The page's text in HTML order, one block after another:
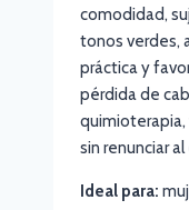
comodidad,
tonos verdes,
práctica y
pérdida de
quimioterapia,
sin renunciar
Ideal para: